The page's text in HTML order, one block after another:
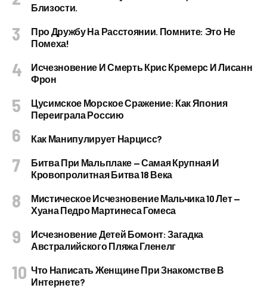
Близости.
Про Дружбу На Расстоянии. Помните: Это Не
Помеха!
Исчезновение И Смерть Крис Кремерс И Лисанн
Фрон
Цусимское Морское Сражение: Как Япония
Переиграла Россию
Как Манипулирует Нарцисс?
Битва При Мальплаке — Самая Крупная И
Кровопролитная Битва 18 Века
Мистическое Исчезновение Мальчика 10 Лет —
Хуана Педро Мартинеса Гомеса
Исчезновение Детей Бомонт: Загадка
Австралийского Пляжа Гленелг
Что Написать Женщине При Знакомстве В
Интернете?